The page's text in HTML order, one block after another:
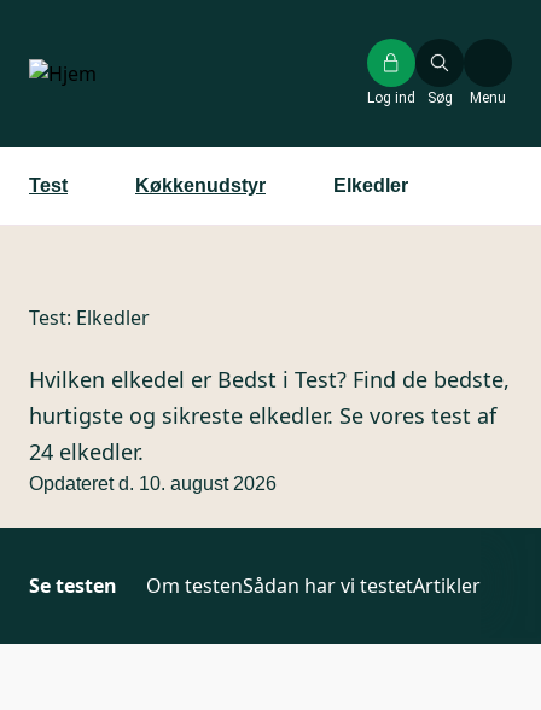
hovedindhold
Søg
Log ind Menu
Test Køkkenudstyr Elkedler
Test: Elkedler
Hvilken elkedel er Bedst i Test? Find de bedste,
hurtigste og sikreste elkedler. Se vores test af
24 elkedler.
Opdateret d. 10. august 2026
Se testen Om testenSådan har vi testetArtikler